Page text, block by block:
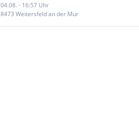
04.08. - 16:57 Uhr
8473 Weitersfeld an der Mur